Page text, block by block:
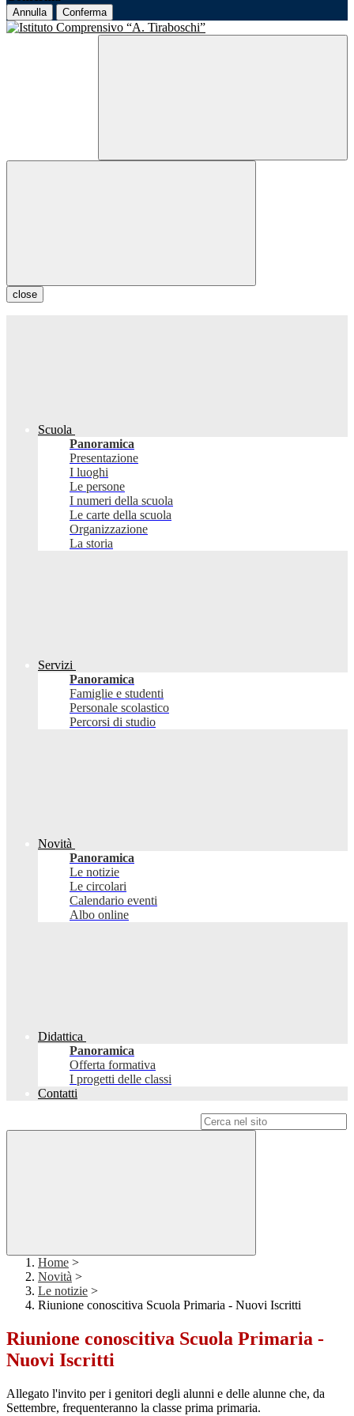
Annulla Conferma
close
Scuola
Panoramica
Presentazione
I luoghi
Le persone
I numeri della scuola
Le carte della scuola
Organizzazione
La storia
Servizi
Panoramica
Famiglie e studenti
Personale scolastico
Percorsi di studio
Novità
Panoramica
Le notizie
Le circolari
Calendario eventi
Albo online
Didattica
Panoramica
Offerta formativa
I progetti delle classi
Contatti
Home >
Novità >
Le notizie >
Riunione conoscitiva Scuola Primaria - Nuovi Iscritti
Riunione conoscitiva Scuola Primaria -
Nuovi Iscritti
Allegato l'invito per i genitori degli alunni e delle alunne che, da
Settembre, frequenteranno la classe prima primaria.